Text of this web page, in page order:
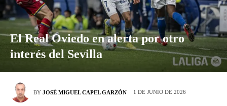
El Real Oviedo en alerta por otro
interés del Sevilla
BY JOSÉ MIGUEL CAPEL GARZÓN 1 DE JUNIO DE 2026